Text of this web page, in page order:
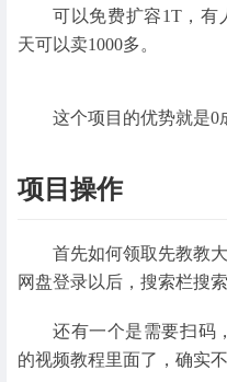
可以免费扩容1T，有
天可以卖1000多。
这个项目的优势就是0
项目操作
首先如何领取先教教
网盘登录以后，搜索栏搜
还有一个是需要扫码
的视频教程里面了，确实